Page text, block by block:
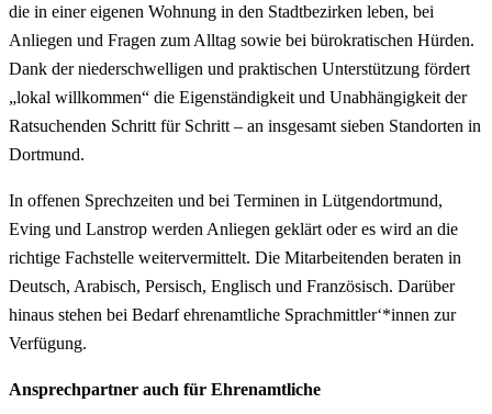
die in einer eigenen Wohnung in den Stadtbezirken leben, bei
Anliegen und Fragen zum Alltag sowie bei bürokratischen Hürden.
Dank der niederschwelligen und praktischen Unterstützung fördert
„lokal willkommen“ die Eigenständigkeit und Unabhängigkeit der
Ratsuchenden Schritt für Schritt – an insgesamt sieben Standorten in
Dortmund.
In offenen Sprechzeiten und bei Terminen in Lütgendortmund,
Eving und Lanstrop werden Anliegen geklärt oder es wird an die
richtige Fachstelle weitervermittelt. Die Mitarbeitenden beraten in
Deutsch, Arabisch, Persisch, Englisch und Französisch. Darüber
hinaus stehen bei Bedarf ehrenamtliche Sprachmittler‘*innen zur
Verfügung.
Ansprechpartner auch für Ehrenamtliche